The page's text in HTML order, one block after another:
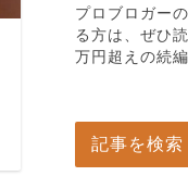
プロブロガー
る方は、ぜひ
万円超えの続
記事を検索